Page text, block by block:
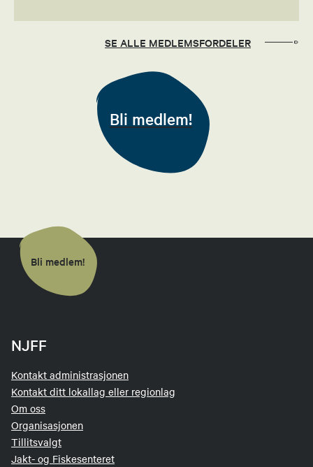
Aasmund Hjelmeland
Leder jaktutvalg
Taisto Veli Erkinharju
91878285
Send epost
Sindre Grønfur
41602675
Send epost
Elin Erkinharju
Studieansvarlig
SE ALLE MEDLEMSFORDELER
Bli medlem!
Bli medlem!
NJFF
Kontakt administrasjonen
Kontakt ditt lokallag eller regionlag
Om oss
Organisasjonen
Tillitsvalgt
Jakt- og Fiskesenteret